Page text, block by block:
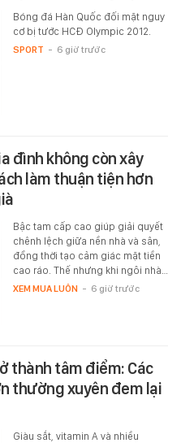
Bóng đá Hàn Quốc đối mặt nguy
cơ bị tước HCĐ Olympic 2012.
SPORT - 6 giờ trước
đình không còn xây
làm thuận tiện hơn
Bậc tam cấp cao giúp giải quyết
chênh lệch giữa nền nhà và sân,
đồng thời tạo cảm giác mặt tiền
cao ráo. Thế nhưng khi ngôi nhà…
XEM MUA LUÔN - 6 giờ trước
thành tâm điểm: Các
thường xuyên đem lại
Giàu sắt, vitamin A và nhiều